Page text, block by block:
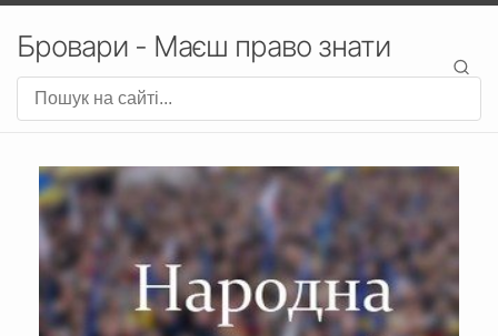
Бровари - Маєш право знати